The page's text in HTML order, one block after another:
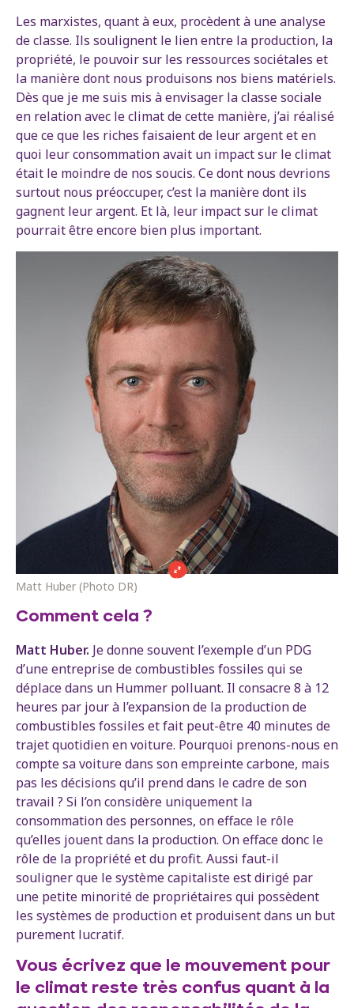
Les marxistes, quant à eux, procèdent à une analyse
de classe. Ils soulignent le lien entre la production, la
propriété, le pouvoir sur les ressources sociétales et
la manière dont nous produisons nos biens matériels.
Dès que je me suis mis à envisager la classe sociale
en relation avec le climat de cette manière, j’ai réalisé
que ce que les riches faisaient de leur argent et en
quoi leur consommation avait un impact sur le climat
était le moindre de nos soucis. Ce dont nous devrions
surtout nous préoccuper, c’est la manière dont ils
gagnent leur argent. Et là, leur impact sur le climat
pourrait être encore bien plus important.
Matt Huber (Photo DR)
Comment cela ?
Matt Huber. Je donne souvent l’exemple d’un PDG
d’une entreprise de combustibles fossiles qui se
déplace dans un Hummer polluant. Il consacre 8 à 12
heures par jour à l’expansion de la production de
combustibles fossiles et fait peut-être 40 minutes de
trajet quotidien en voiture. Pourquoi prenons-nous en
compte sa voiture dans son empreinte carbone, mais
pas les décisions qu’il prend dans le cadre de son
travail ? Si l’on considère uniquement la
consommation des personnes, on efface le rôle
qu’elles jouent dans la production. On efface donc le
rôle de la propriété et du profit. Aussi faut-il
souligner que le système capitaliste est dirigé par
une petite minorité de propriétaires qui possèdent
les systèmes de production et produisent dans un but
purement lucratif.
Vous écrivez que le mouvement pour
le climat reste très confus quant à la